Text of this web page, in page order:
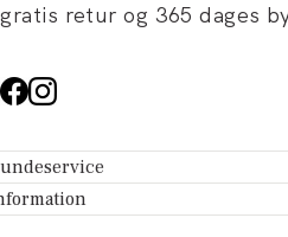
gratis retur og 365 dages
- Hjælpecenter
Tøjeksperten